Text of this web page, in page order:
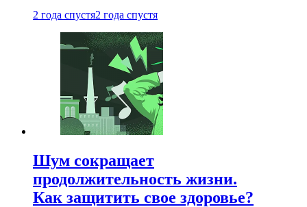
2 года спустя2 года спустя
Шум сокращает
продолжительность жизни.
Как защитить свое здоровье?